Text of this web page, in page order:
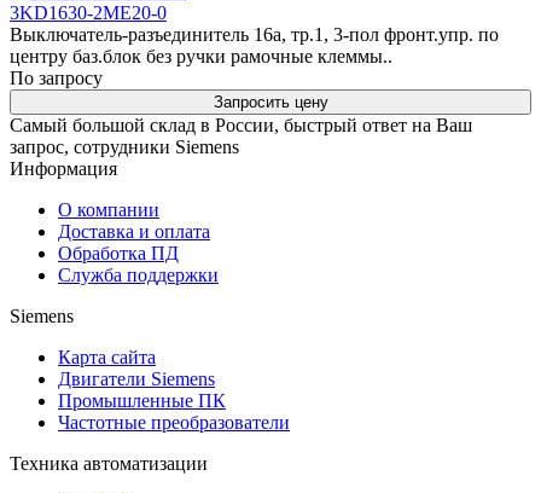
3KD1630-2ME20-0
Выключатель-разъединитель 16a, тр.1, 3-пол фронт.упр. по
центру баз.блок без ручки рамочные клеммы..
По запросу
Запросить цену
Самый большой склад в России, быстрый ответ на Ваш
запрос, сотрудники Siemens
Информация
О компании
Доставка и оплата
Обработка ПД
Служба поддержки
Siemens
Карта сайта
Двигатели Siemens
Промышленные ПК
Частотные преобразователи
Техника автоматизации